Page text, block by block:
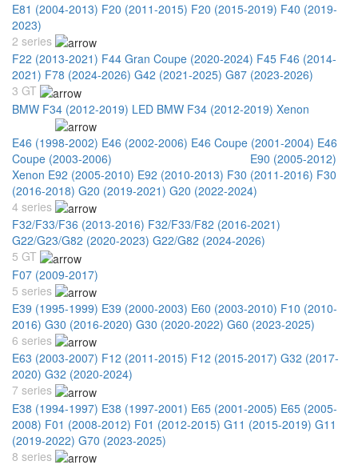
E81 (2004-2013) F20 (2011-2015) F20 (2015-2019) F40 (2019-
2023)
2 series
F22 (2013-2021) F44 Gran Coupe (2020-2024) F45 F46 (2014-
2021) F78 (2024-2026) G42 (2021-2025) G87 (2023-2026)
3 GT
BMW F34 (2012-2019) LED BMW F34 (2012-2019) Xenon
E46 (1998-2002) E46 (2002-2006) E46 Coupe (2001-2004) E46
Coupe (2003-2006)
E90 (2005-2012)
Xenon E92 (2005-2010) E92 (2010-2013) F30 (2011-2016) F30
(2016-2018) G20 (2019-2021) G20 (2022-2024)
4 series
F32/F33/F36 (2013-2016) F32/F33/F82 (2016-2021)
G22/G23/G82 (2020-2023) G22/G82 (2024-2026)
5 GT
F07 (2009-2017)
5 series
E39 (1995-1999) E39 (2000-2003) E60 (2003-2010) F10 (2010-
2016) G30 (2016-2020) G30 (2020-2022) G60 (2023-2025)
6 series
E63 (2003-2007) F12 (2011-2015) F12 (2015-2017) G32 (2017-
2020) G32 (2020-2024)
7 series
E38 (1994-1997) E38 (1997-2001) E65 (2001-2005) E65 (2005-
2008) F01 (2008-2012) F01 (2012-2015) G11 (2015-2019) G11
(2019-2022) G70 (2023-2025)
8 series